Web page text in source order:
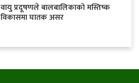
वायु प्रदूषणले बालबालिकाको मस्तिष्क
विकासमा घातक असर